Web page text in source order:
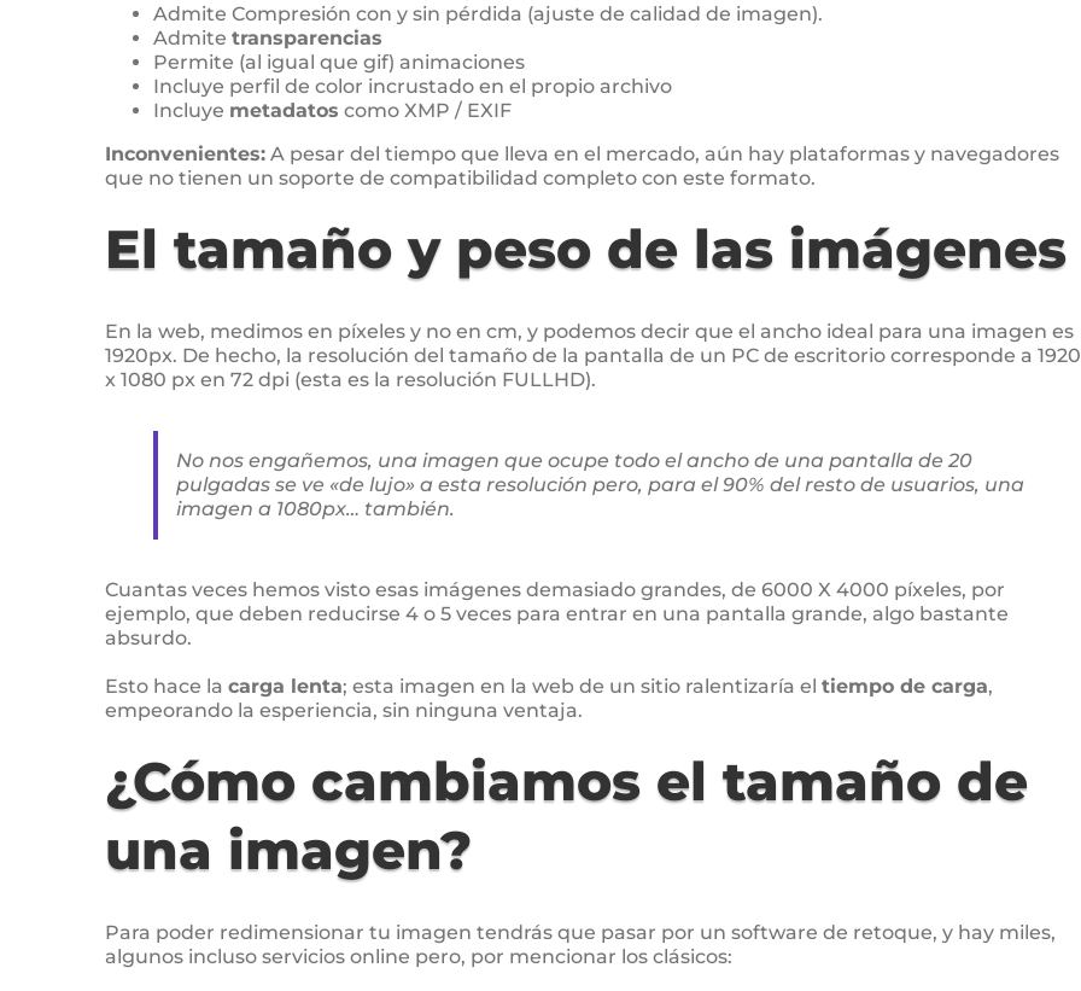
Admite Compresión con y sin pérdida (ajuste de calidad de imagen).
Admite transparencias
Permite (al igual que gif) animaciones
Incluye perfil de color incrustado en el propio archivo
Incluye metadatos como XMP / EXIF
Inconvenientes: A pesar del tiempo que lleva en el mercado, aún hay plataformas y navegadores
que no tienen un soporte de compatibilidad completo con este formato.
El tamaño y peso de las imágenes
En la web, medimos en píxeles y no en cm, y podemos decir que el ancho ideal para una imagen es
1920px. De hecho, la resolución del tamaño de la pantalla de un PC de escritorio corresponde a 1920
x 1080 px en 72 dpi (esta es la resolución FULLHD).
No nos engañemos, una imagen que ocupe todo el ancho de una pantalla de 20
pulgadas se ve «de lujo» a esta resolución pero, para el 90% del resto de usuarios, una
imagen a 1080px… también.
Cuantas veces hemos visto esas imágenes demasiado grandes, de 6000 X 4000 píxeles, por
ejemplo, que deben reducirse 4 o 5 veces para entrar en una pantalla grande, algo bastante
absurdo.
Esto hace la carga lenta; esta imagen en la web de un sitio ralentizaría el tiempo de carga,
empeorando la esperiencia, sin ninguna ventaja.
¿Cómo cambiamos el tamaño de
una imagen?
Para poder redimensionar tu imagen tendrás que pasar por un software de retoque, y hay miles,
algunos incluso servicios online pero, por mencionar los clásicos: